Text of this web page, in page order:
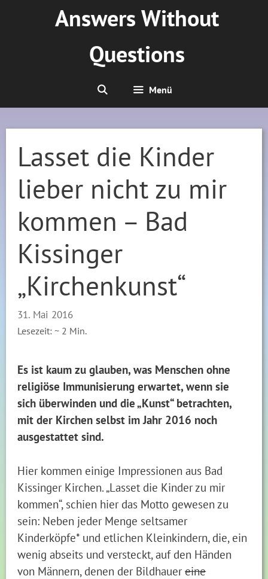
Answers Without
Questions
Menü
Lasset die Kinder
lieber nicht zu mir
kommen – Bad
Kissinger
„Kirchenkunst“
31. Mai 2016
Lesezeit: ~ 2 Min.
Es ist kaum zu glauben, was Menschen ohne
religiöse Immunisierung erwartet, wenn sie
sich überwinden und die „Kunst“ betrachten,
mit der Kirchen selbst im Jahr 2016 noch
ausgestattet sind.
Hier kommen einige Impressionen aus Bad
Kissinger Kirchen. „Lasset die Kinder zu mir
kommen“, schien hier das Motto gewesen zu
sein: Neben jeder Menge seltsamer
Kinderköpfe* und etlichen Kleinkindern, die, ein
wenig abseits und versteckt, auf den Händen
von Männern, denen der Bildhauereine